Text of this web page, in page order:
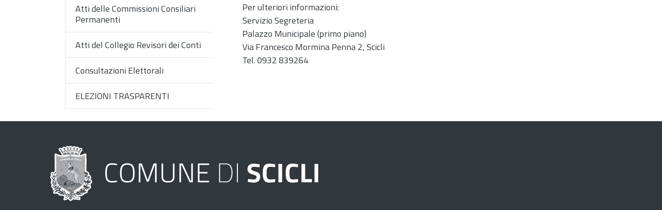
Atti delle Commissioni Consiliari
Permanenti
Atti del Collegio Revisori dei Conti
Consultazioni Elettorali
ELEZIONI TRASPARENTI
Per ulteriori informazioni:
Servizio Segreteria
Palazzo Municipale (primo piano)
Via Francesco Mormina Penna 2, Scicli
Tel. 0932 839264